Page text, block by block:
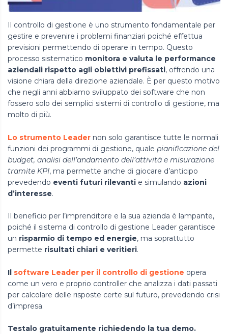
Il controllo di gestione è uno strumento fondamentale per
gestire e prevenire i problemi finanziari poiché effettua
previsioni permettendo di operare in tempo. Questo
processo sistematico monitora e valuta le performance
aziendali rispetto agli obiettivi prefissati, offrendo una
visione chiara della direzione aziendale. È per questo motivo
che negli anni abbiamo sviluppato dei software che non
fossero solo dei semplici sistemi di controllo di gestione, ma
molto di più.
Lo strumento Leader non solo garantisce tutte le normali
funzioni dei programmi di gestione, quale pianificazione del
budget, analisi dell’andamento dell’attività e misurazione
tramite KPI, ma permette anche di giocare d’anticipo
prevedendo eventi futuri rilevanti e simulando azioni
d’interesse.
Il beneficio per l’imprenditore e la sua azienda è lampante,
poiché il sistema di controllo di gestione Leader garantisce
un risparmio di tempo ed energie, ma soprattutto
permette risultati chiari e veritieri.
Il software Leader per il controllo di gestione opera
come un vero e proprio controller che analizza i dati passati
per calcolare delle risposte certe sul futuro, prevedendo crisi
d’impresa.
Testalo gratuitamente richiedendo la tua demo.